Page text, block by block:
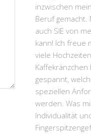
inzwischen
Beruf gemacht.
auch SIE von
kann! Ich freue
viele
gespannt,
speziellen
werden. Was
Individualität